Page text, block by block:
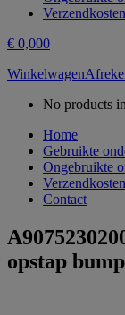
Verzendkosten
€ 0,000
Winkelwagen
No products
Home
Gebruikte
Ongebruikte
Verzendkosten
Contact
opstap